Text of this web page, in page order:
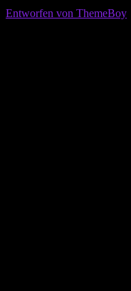
Entworfen von ThemeBoy